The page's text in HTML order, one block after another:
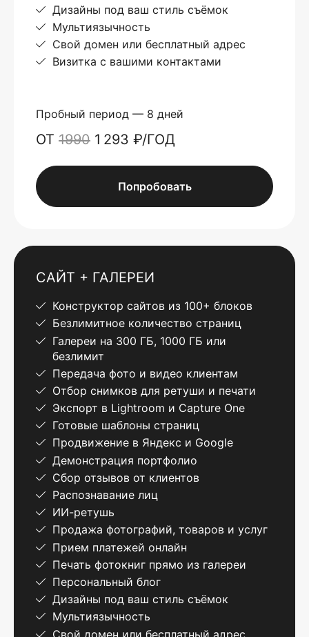
Дизайны под ваш стиль съёмок
Мультиязычность
Свой домен или бесплатный адрес
Визитка с вашими контактами
Пробный период — 8 дней
ОТ 1990 1 293 ₽/ГОД
Попробовать
САЙТ + ГАЛЕРЕИ
Конструктор сайтов из 100+ блоков
Безлимитное количество страниц
Галереи на 300 ГБ, 1000 ГБ или
безлимит
Передача фото и видео клиентам
Отбор снимков для ретуши и печати
Экспорт в Lightroom и Capture One
Готовые шаблоны страниц
Продвижение в Яндекс и Google
Демонстрация портфолио
Сбор отзывов от клиентов
Распознавание лиц
ИИ-ретушь
Продажа фотографий, товаров и услуг
Прием платежей онлайн
Печать фотокниг прямо из галереи
Персональный блог
Дизайны под ваш стиль съёмок
Мультиязычность
Свой домен или бесплатный адрес